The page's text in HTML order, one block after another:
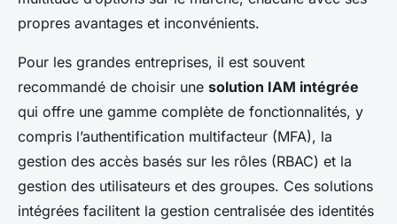
propres avantages et inconvénients.
Pour les grandes entreprises, il est souvent
recommandé de choisir une solution IAM intégrée
qui offre une gamme complète de fonctionnalités, y
compris l’authentification multifacteur (MFA), la
gestion des accès basés sur les rôles (RBAC) et la
gestion des utilisateurs et des groupes. Ces solutions
intégrées facilitent la gestion centralisée des identités